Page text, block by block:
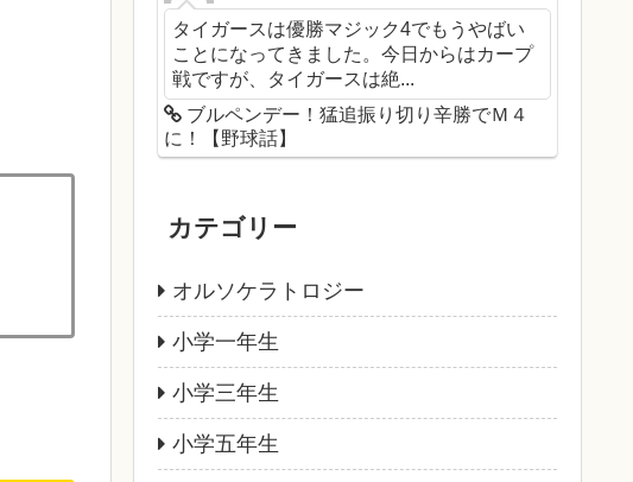
タイガースは優勝マジック4でもうやばい
ことになってきました。今日からはカープ
戦ですが、タイガースは絶...
ブルペンデー！猛追振り切り辛勝でＭ４
に！【野球話】
カテゴリー
オルソケラトロジー
小学一年生
小学三年生
小学五年生